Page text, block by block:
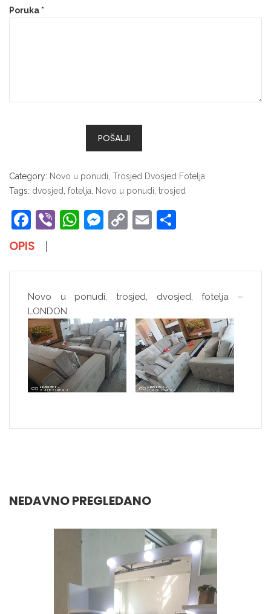
Poruka *
Category: Novo u ponudi Trosjed Dvosjed Fotelja
Tags: dvosjed fotelja Novo u ponudi trosjed
Facebook
ViberWhatsApp
Messenger
Copy
Link
Email
OPIS
Novo u ponudi, trosjed, dvosjed, fotelja –
LONDON
NEDAVNO PREGLEDANO